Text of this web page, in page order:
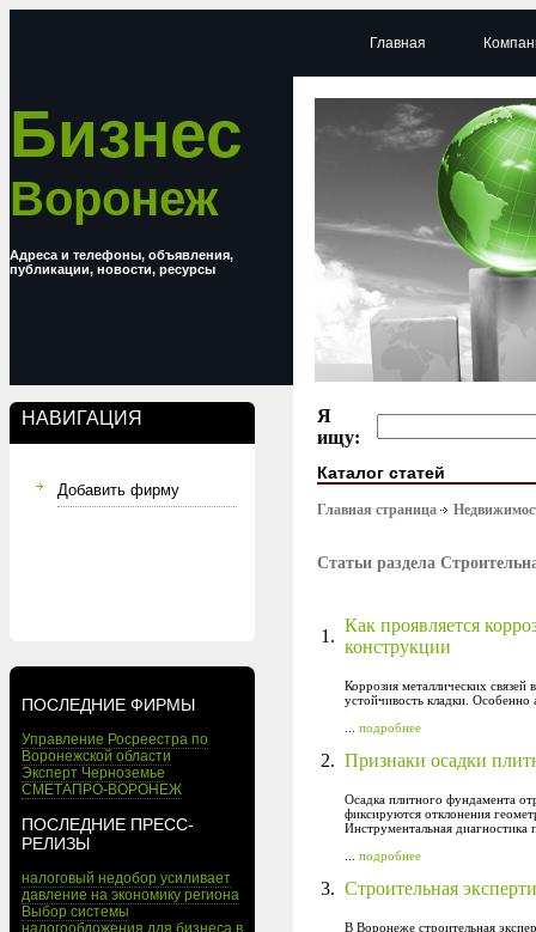
Бизнес
Воронеж
Адреса и телефоны, объявления,
публикации, новости, ресурсы
НАВИГАЦИЯ
Добавить фирму
ПОСЛЕДНИЕ ФИРМЫ
Управление Росреестра по
Воронежской области
Эксперт Черноземье
СМЕТАПРО-ВОРОНЕЖ
ПОСЛЕДНИЕ ПРЕСС-
РЕЛИЗЫ
налоговый недобор усиливает
давление на экономику региона
Выбор системы
налогообложения для бизнеса в
Главная
Я
ищу:
Каталог статей
Главная страница
Статьи раздела
1.
Как проявляется
конструкции
Коррозия металлических
устойчивость кладки. Особенно
подробнее
2. Признаки осадки
Осадка плитного фундамента
фиксируются отклонения
Инструментальная диагностика
подробнее
3. Строительная
В Воронеже строительная